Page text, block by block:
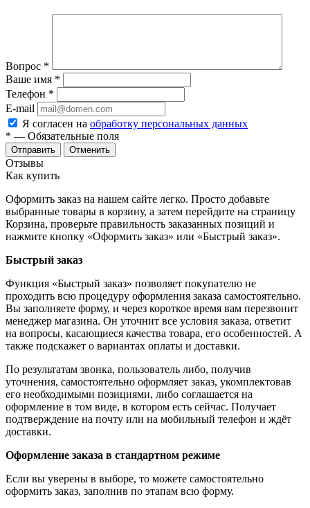
Вопрос *
Ваше имя *
Телефон *
E-mail
Я согласен на обработку персональных данных
* — Обязательные поля
Отменить
Отзывы
Как купить
Оформить заказ на нашем сайте легко. Просто добавьте
выбранные товары в корзину, а затем перейдите на страницу
Корзина, проверьте правильность заказанных позиций и
нажмите кнопку «Оформить заказ» или «Быстрый заказ».
Быстрый заказ
Функция «Быстрый заказ» позволяет покупателю не
проходить всю процедуру оформления заказа самостоятельно.
Вы заполняете форму, и через короткое время вам перезвонит
менеджер магазина. Он уточнит все условия заказа, ответит
на вопросы, касающиеся качества товара, его особенностей. А
также подскажет о вариантах оплаты и доставки.
По результатам звонка, пользователь либо, получив
уточнения, самостоятельно оформляет заказ, укомплектовав
его необходимыми позициями, либо соглашается на
оформление в том виде, в котором есть сейчас. Получает
подтверждение на почту или на мобильный телефон и ждёт
доставки.
Оформление заказа в стандартном режиме
Если вы уверены в выборе, то можете самостоятельно
оформить заказ, заполнив по этапам всю форму.